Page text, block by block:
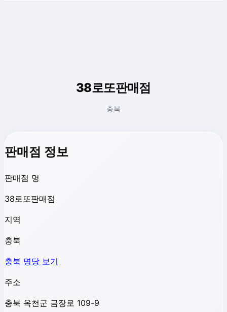
38로또판매점
충북
판매점 정보
판매점 명
38로또판매점
지역
충북
충북 명당 보기
주소
충북 옥천군 금장로 109-9